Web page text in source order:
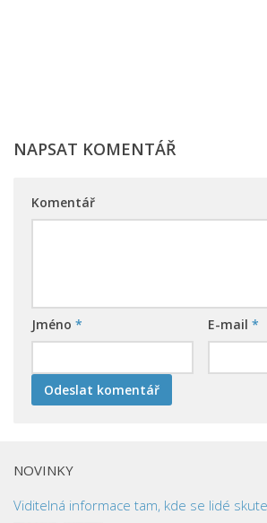
NAPSAT KOMENTÁŘ
Komentář
Jméno * E-mail *
NOVINKY
Viditelná informace tam, kde se lidé